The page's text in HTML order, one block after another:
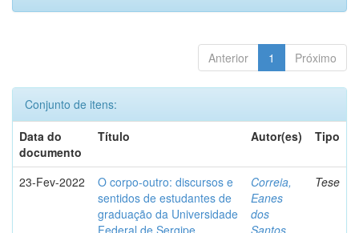
Anterior 1 Próximo
Conjunto de itens:
Data do
documento
Título Autor(es) Tipo
23-Fev-2022
O corpo-outro: discursos e
sentidos de estudantes de
graduação da Universidade
Federal de Sergipe
Correia,
Eanes
dos
Santos
Tese